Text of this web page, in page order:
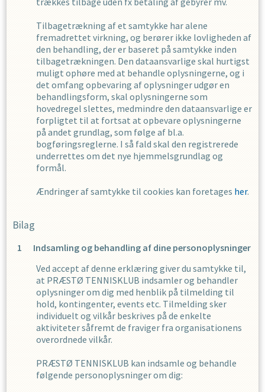
Tilbagetrækning af et samtykke har alene
fremadrettet virkning, og berører ikke lovligheden af
den behandling, der er baseret på samtykke inden
tilbagetrækningen. Den dataansvarlige skal hurtigst
muligt ophøre med at behandle oplysningerne, og i
det omfang opbevaring af oplysninger udgør en
behandlingsform, skal oplysningerne som
hovedregel slettes, medmindre den dataansvarlige er
forpligtet til at fortsat at opbevare oplysningerne
på andet grundlag, som følge af bl.a.
bogføringsreglerne. I så fald skal den registrerede
underrettes om det nye hjemmelsgrundlag og
formål.
Ændringer af samtykke til cookies kan foretages her.
Bilag
Indsamling og behandling af dine personoplysninger
Ved accept af denne erklæring giver du samtykke til,
at PRÆSTØ TENNISKLUB indsamler og behandler
oplysninger om dig med henblik på tilmelding til
hold, kontingenter, events etc. Tilmelding sker
individuelt og vilkår beskrives på de enkelte
aktiviteter såfremt de fraviger fra organisationens
overordnede vilkår.
PRÆSTØ TENNISKLUB kan indsamle og behandle
følgende personoplysninger om dig: